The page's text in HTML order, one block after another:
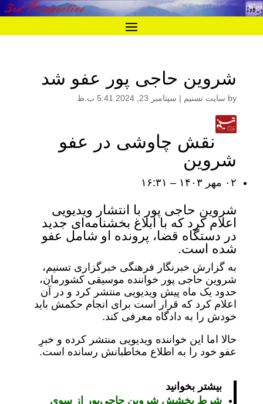
شروین حاجی پور عفو شد
by سایت تسنیم | سپتامبر 23, 2024 5:41 ب.ظ
نقش چاوشی در عفو
شروین
۰۲ مهر ۱۴۰۳ – ۱۶:۳۱
شروین حاجی پور با انتشار ویدیویی
اعلام کرد که با ابلاغ بخشنامه‌ای جدید
در دستگاه قضا، پرونده او شامل عفو
شده است.
به گزارش خبرنگار فرهنگی خبرگزاری تسنیم،
شروین حاجی پور خواننده موسیقی کشورمان،
حدود یک ماه پیش ویدیویی منتشر کرد و در آن
اعلام کرد که قرار است برای انجام حکمش باید
خودش را به دادگاه معرفی کند.
حالا اما این خواننده ویدیویی منتشر کرده و خبرِ
عفو خود را به اطلاع مخاطبانش رسانده است.
بیشتر بخوانید
شرط بخشش شروین حاجی‌پور از سوی